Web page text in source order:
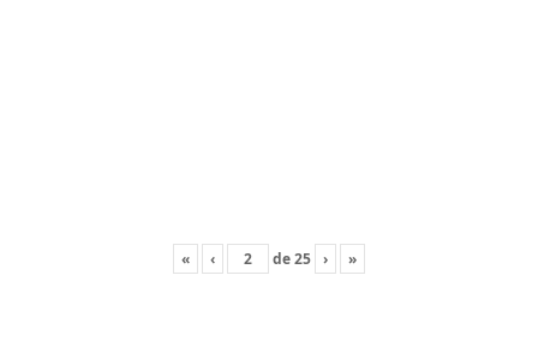
« ‹ de25 › »